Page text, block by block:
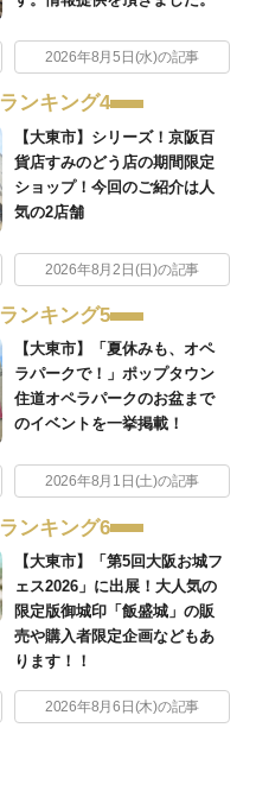
2026年8月5日(水)の記事
ランキング4
【大東市】シリーズ！京阪百
貨店すみのどう店の期間限定
ショップ！今回のご紹介は人
気の2店舗
2026年8月2日(日)の記事
ランキング5
【大東市】「夏休みも、オペ
ラパークで！」ポップタウン
住道オペラパークのお盆まで
のイベントを一挙掲載！
2026年8月1日(土)の記事
ランキング6
【大東市】「第5回大阪お城フ
ェス2026」に出展！大人気の
限定版御城印「飯盛城」の販
売や購入者限定企画などもあ
ります！！
2026年8月6日(木)の記事